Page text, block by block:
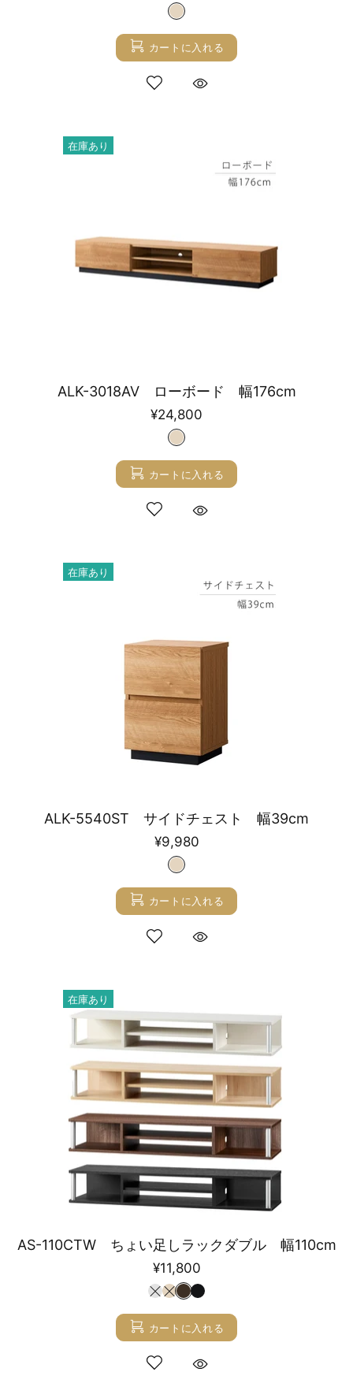
カートに入れる
在庫あり
ALK-3018AV ローボード 幅176cm
¥24,800
カートに入れる
在庫あり
ALK-5540ST サイドチェスト 幅39cm
¥9,980
カートに入れる
在庫あり
AS-110CTW ちょい足しラックダブル 幅110cm
¥11,800
カートに入れる